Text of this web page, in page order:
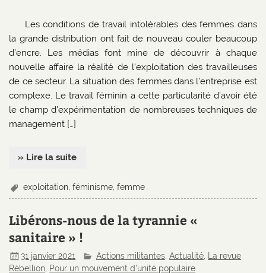
Les conditions de travail intolérables des femmes dans
la grande distribution ont fait de nouveau couler beaucoup
d’encre. Les médias font mine de découvrir à chaque
nouvelle affaire la réalité de l’exploitation des travailleuses
de ce secteur. La situation des femmes dans l’entreprise est
complexe. Le travail féminin a cette particularité d’avoir été
le champ d’expérimentation de nombreuses techniques de
management […]
» Lire la suite
exploitation ,féminisme ,femme
Libérons-nous de la tyrannie «
sanitaire » !
31 janvier 2021 Actions militantes ,Actualité
La revue
Rébellion, Pour un mouvement d'unité populaire